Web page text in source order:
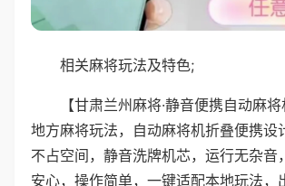
相关麻将玩法及特色;
【甘肃兰州麻将·静音便携自动麻
地方麻将玩法，自动麻将机折叠便携设
不占空间，静音洗牌机芯，运行无杂音
安心，操作简单，一键适配本地玩法，